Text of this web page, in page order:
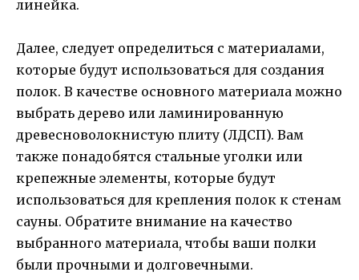
линейка.
Далее, следует определиться с материалами,
которые будут использоваться для создания
полок. В качестве основного материала можно
выбрать дерево или ламинированную
древесноволокнистую плиту (ЛДСП). Вам
также понадобятся стальные уголки или
крепежные элементы, которые будут
использоваться для крепления полок к стенам
сауны. Обратите внимание на качество
выбранного материала, чтобы ваши полки
были прочными и долговечными.